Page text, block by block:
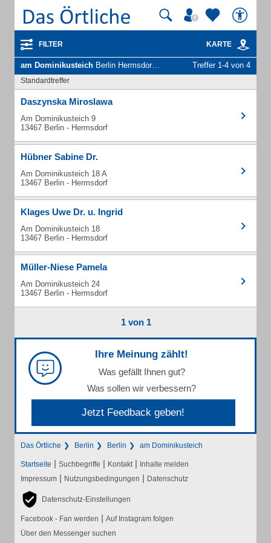
FILTER KARTE
am Dominikusteich Berlin Hermsdorf - Unternehmen und Personen Treffer 1-4 von 4
Standardtreffer
Daszynska Miroslawa
Am Dominikusteich 9
13467 Berlin - Hermsdorf
Hübner Sabine Dr.
Am Dominikusteich 18 A
13467 Berlin - Hermsdorf
Klages Uwe Dr. u. Ingrid
Am Dominikusteich 18
13467 Berlin - Hermsdorf
Müller-Niese Pamela
Am Dominikusteich 24
13467 Berlin - Hermsdorf
1 von 1
Ihre Meinung zählt!
Was gefällt Ihnen gut?
Was sollen wir verbessern?
Jetzt Feedback geben!
Das Örtliche Berlin Berlin am Dominikusteich
Startseite | Suchbegriffe | Kontakt | Inhalte melden
Impressum | Nutzungsbedingungen | Datenschutz
Datenschutz-Einstellungen
Facebook - Fan werden | Auf Instagram folgen
Über den Messenger suchen